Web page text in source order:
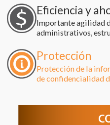
Eficiencia y
Importante agilidad
administrativos,
Protección
Protección de la
de confidencialidad